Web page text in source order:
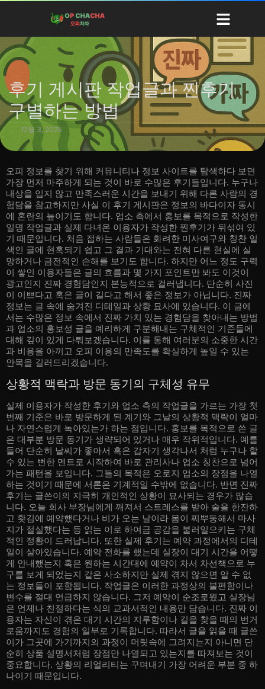
후기 게시판 작업글과 찐후기
구별하는 방법
12월 3, 2025
오피 정보를 찾기 위해 커뮤니티나 정보 사이트를 탐색하다 보면
가장 먼저 마주하게 되는 것이 바로 수많은 후기들입니다. 누구나
내상을 입지 않고 만족스러운 시간을 보내기 위해 다른 사람의 경
험담을 참고하지만 사실 이 후기 게시판은 정보의 바다이자 동시
에 혼란의 늪이기도 합니다. 업소 측에서 홍보를 목적으로 작성한
일명 작업글과 실제 다녀온 이용자가 작성한 찐후기가 뒤섞여 있
기 때문입니다. 처음 접하는 사람들은 화려한 미사여구와 칭찬 일
색인 글에 현혹되기 쉽고 그 결과 기대와는 전혀 다른 현실에 실
망하거나 금전적인 손해를 보기도 합니다. 하지만 어느 정도 구력
이 쌓인 이용자들은 글의 흐름과 몇 가지 포인트만 봐도 이것이
광고인지 진짜 경험담인지 본능적으로 걸러냅니다. 단순히 사진
이 이쁘다고 혹은 글이 길다고 해서 좋은 정보가 아닙니다. 진짜
정보는 글 속에 숨겨진 디테일과 상황 묘사에 있습니다. 이 글에
서는 수많은 정보 속에서 진짜 가치 있는 경험담을 찾아내는 방법
과 업소의 홍보성 글을 예리하게 구분해내는 구체적인 기준들에
대해 깊이 있게 다뤄보겠습니다. 이를 통해 여러분의 소중한 시간
과 비용을 아끼고 오피 이용의 만족도를 확실하게 높일 수 있는
안목을 길러드리겠습니다.
상황적 맥락과 방문 동기의 구체성 유무
실제 이용자가 작성한 후기와 업소 측의 작업글을 가르는 가장 첫
번째 기준은 바로 방문하게 된 계기와 그날의 상황적 맥락이 얼마
나 자연스럽게 녹아있는가 하는 점입니다. 홍보를 목적으로 쓴 글
은 대부분 방문 동기가 생략되어 있거나 매우 작위적입니다. 예를
들어 단순히 날씨가 좋아서 혹은 갑자기 생각나서 처럼 누구나 할
수 있는 뻔한 멘트로 시작하여 바로 관리사나 업소 칭찬으로 넘어
가는 패턴을 보입니다. 그들의 목적은 오로지 업소의 장점을 나열
하는 것이기 때문에 서론은 기계적일 수밖에 없습니다. 반면 진짜
후기는 글쓴이의 지극히 개인적인 상황이 묘사되는 경우가 많습
니다. 오늘 회사 부장님에게 깨져서 스트레스를 받아 술을 한잔하
고 홧김에 예약했다거나 비가 오는 날이라 몸이 찌뿌둥해서 마사
지가 절실했다는 등 읽는 이로 하여금 공감을 불러일으키는 구체
적인 정황이 드러납니다. 또한 실제 후기는 예약 과정에서의 디테
일이 살아있습니다. 예약 전화를 했는데 실장이 대기 시간을 어떻
게 안내했는지 혹은 원하는 시간대에 예약이 차서 차선책으로 누
구를 보게 되었는지 같은 사소하지만 실제 겪지 않으면 알 수 없
는 정보들이 포함됩니다. 작업글은 이러한 과정상의 불편함이나
변수를 절대 언급하지 않습니다. 그저 예약이 순조로웠고 실장님
은 언제나 친절하다는 식의 교과서적인 내용만 담습니다. 진짜 이
용자는 자신이 겪은 대기 시간의 지루함이나 길을 찾을 때의 번거
로움까지도 경험의 일부로 기록합니다. 따라서 글을 읽을 때 글쓴
이가 그곳에 가기까지의 과정이 머릿속에 그려지는지 아니면 단
순히 상품 설명서처럼 장점만 나열되고 있는지를 따져보는 것이
중요합니다. 상황의 리얼리티는 꾸며내기 가장 어려운 부분 중 하
나이기 때문입니다.